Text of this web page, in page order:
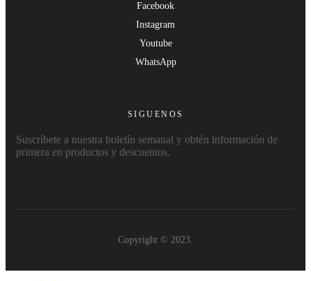
Facebook
Instagram
Youtube
WhatsApp
SIGUENOS
Suscríbete a nuestra boletín semanal y obtén información de
primera en productos y descuentos.
Copyright © 2023.